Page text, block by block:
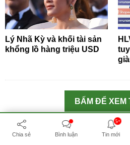
Lý Nhã Kỳ và khối tài sản
khổng lồ hàng triệu USD
BẤM ĐỂ XEM
THƯ VIỆN
Chia sẻ Bình luận
5+
Tin mới